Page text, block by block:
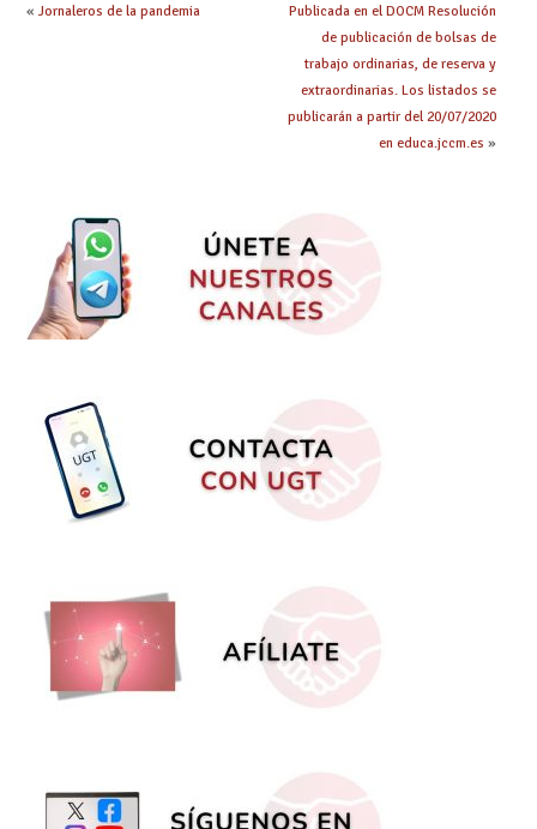
« Jornaleros de la pandemia
Publicada en el DOCM Resolución
de publicación de bolsas de
trabajo ordinarias, de reserva y
extraordinarias. Los listados se
publicarán a partir del 20/07/2020
en educa.jccm.es »